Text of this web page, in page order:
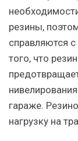
резины,
справляются
того, что
гараже.
нагрузку на